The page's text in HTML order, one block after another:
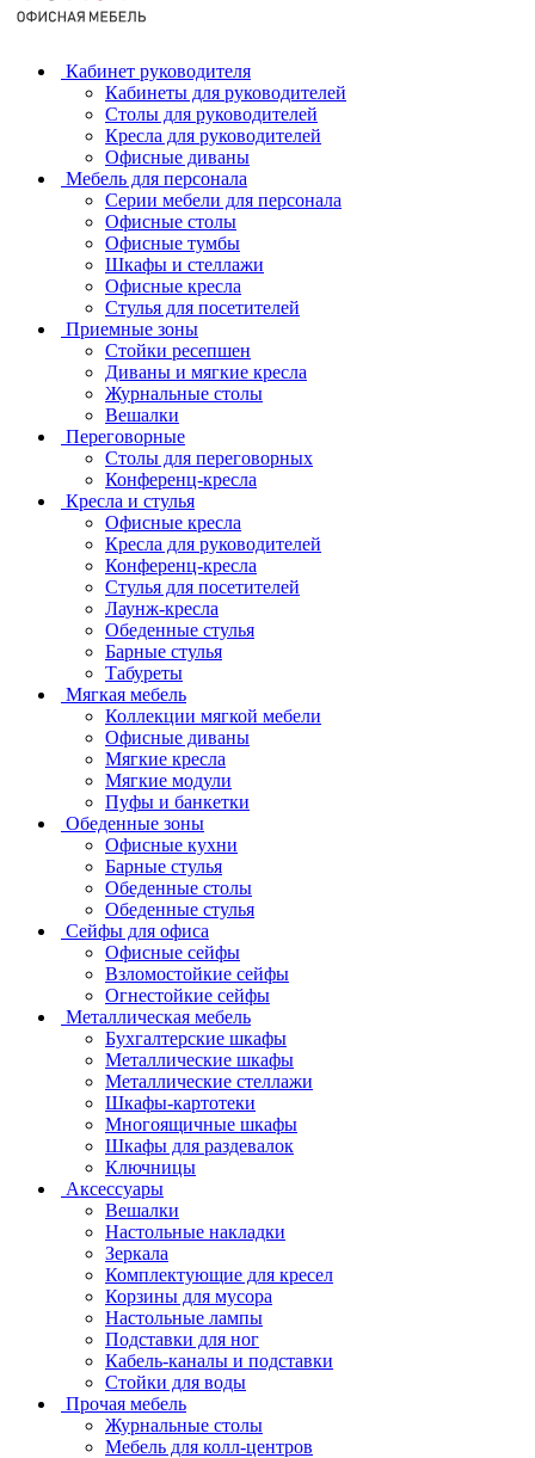
Кабинет руководителя
Кабинеты для руководителей
Столы для руководителей
Кресла для руководителей
Офисные диваны
Мебель для персонала
Серии мебели для персонала
Офисные столы
Офисные тумбы
Шкафы и стеллажи
Офисные кресла
Стулья для посетителей
Приемные зоны
Стойки ресепшен
Диваны и мягкие кресла
Журнальные столы
Вешалки
Переговорные
Столы для переговорных
Конференц-кресла
Кресла и стулья
Офисные кресла
Кресла для руководителей
Конференц-кресла
Стулья для посетителей
Лаунж-кресла
Обеденные стулья
Барные стулья
Табуреты
Мягкая мебель
Коллекции мягкой мебели
Офисные диваны
Мягкие кресла
Мягкие модули
Пуфы и банкетки
Обеденные зоны
Офисные кухни
Барные стулья
Обеденные столы
Обеденные стулья
Сейфы для офиса
Офисные сейфы
Взломостойкие сейфы
Огнестойкие сейфы
Металлическая мебель
Бухгалтерские шкафы
Металлические шкафы
Металлические стеллажи
Шкафы-картотеки
Многоящичные шкафы
Шкафы для раздевалок
Ключницы
Аксессуары
Вешалки
Настольные накладки
Зеркала
Комплектующие для кресел
Корзины для мусора
Настольные лампы
Подставки для ног
Кабель-каналы и подставки
Стойки для воды
Прочая мебель
Журнальные столы
Мебель для колл-центров